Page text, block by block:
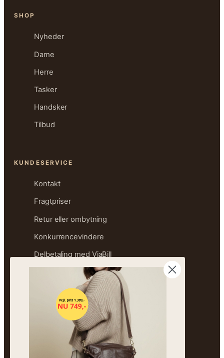
SHOP
Nyheder
Dame
Herre
Tasker
Handsker
Tilbud
KUNDESERVICE
Kontakt
Fragtpriser
Retur eller ombytning
Konkurrencevindere
Delbetaling med ViaBill
Størrelsesguide
Ofte stillede spørgsmål
Sitemap